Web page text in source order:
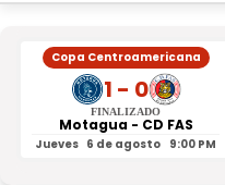
Copa Centroamericana
1 - 0
FINALIZADO
Motagua - CD FAS
Jueves 6 de agosto 9:00 PM